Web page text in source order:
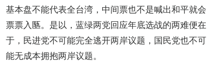
基本盘不能代表全台湾，中间票也不是喊出和平就会
票票入匦。是以，蓝绿两党回应年底选战的两难便在
于，民进党不可能完全逃开两岸议题，国民党也不可
能无成本拥抱两岸议题。